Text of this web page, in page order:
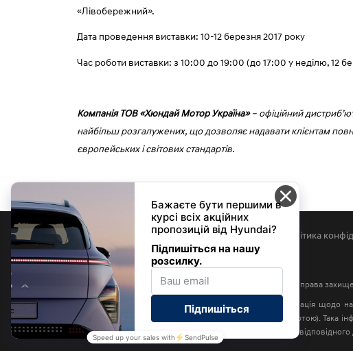
«Лівобережний».
Дата проведення виставки: 10-12 березня 2017 року
Час роботи виставки: з 10:00 до 19:00 (до 17:00 у неділю, 12
Компанія ТOВ «Хюндай Мотор Україна»– офіційний
найбільш розгалужених, що дозволяє надавати клієнтам
європейських і світових стандартів.
Контакти Новини Політика
© 2026 | Хюндай Мотор Україна | Усі права
Розміщена на цьому сайті інформація щодо
пропозицією укласти договір (офертою). Така
остаточною і підлягає уточненню у